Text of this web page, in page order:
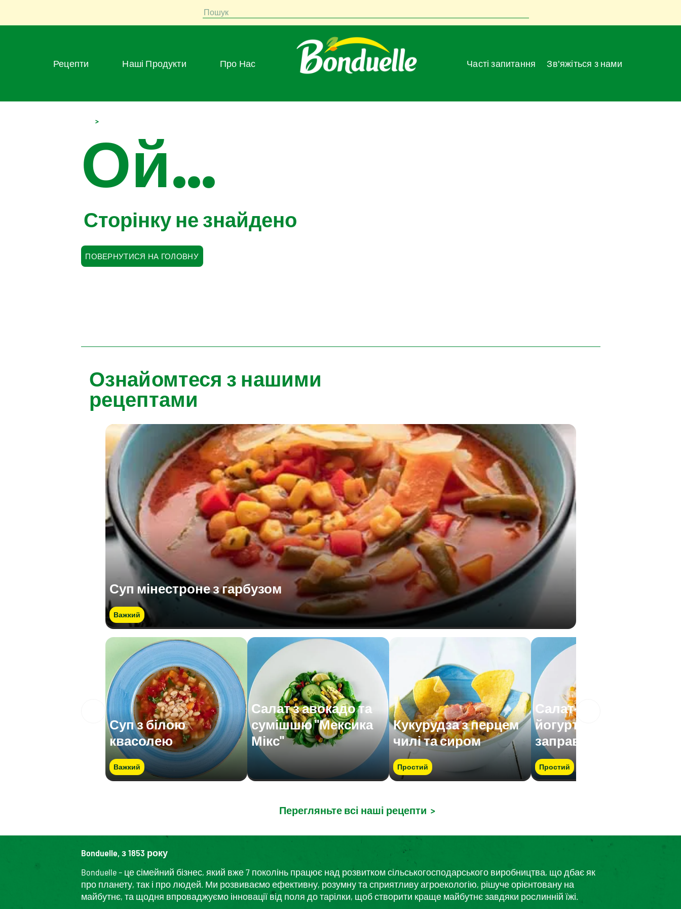
Пошук
Рецепти Наші Продукти Про Нас Часті запитання Зв'яжіться з нами
>
Ой...
Сторінку не знайдено
ПОВЕРНУТИСЯ НА ГОЛОВНУ
Ознайомтеся з нашими
рецептами
Суп мінестроне з гарбузом
Важкий
Суп з білою
квасолею
Важкий
Салат з авокадо та
сумішшю "Мексика
Мікс"
Кукурудза з перцем
чилі та сиром
Простий
Салат-асорті з
йогуртовою
заправкою
Простий
Перегляньте всі наші рецепти >
Bonduelle, з 1853 року
Bonduelle – це сімейний бізнес, який вже 7 поколінь працює над розвитком сільськогосподарського виробництва, що дбає як
про планету, так і про людей. Ми розвиваємо ефективну, розумну та сприятливу агроекологію, рішуче орієнтовану на
майбутнє, та щодня впроваджуємо інновації від поля до тарілки, щоб створити краще майбутнє завдяки рослинній їжі.